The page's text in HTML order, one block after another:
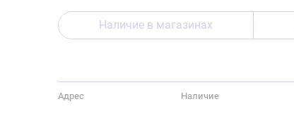
Наличие в магазинах
Адрес Наличие